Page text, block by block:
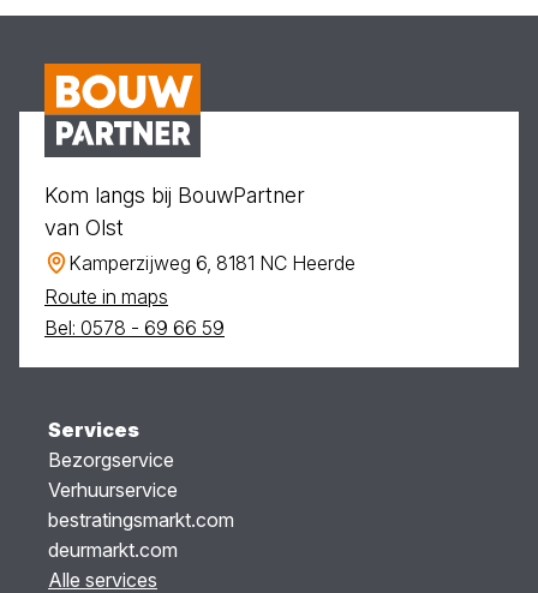
Kom langs bij BouwPartner
van Olst
Kamperzijweg 6, 8181 NC Heerde
Route in maps
Bel: 0578 - 69 66 59
Services
Bezorgservice
Verhuurservice
bestratingsmarkt.com
deurmarkt.com
Alle services